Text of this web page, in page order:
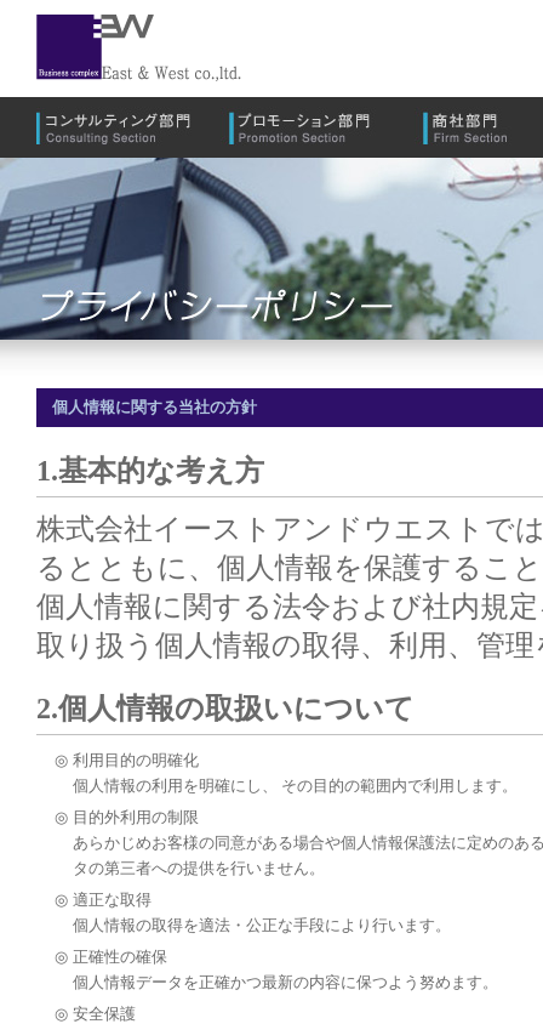
個人情報に関する当社の方針
1.基本的な考え方
株式会社イーストアンドウエストで
るとともに、個人情報を保護するこ
個人情報に関する法令および社内規
取り扱う個人情報の取得、利用、管
2.個人情報の取扱いについて
◎ 利用目的の明確化
個人情報の利用を明確にし、 その目的の範囲内で利用します。
◎ 目的外利用の制限
あらかじめお客様の同意がある場合や個人情報保護法に定めのあ
タの第三者への提供を行いません。
◎ 適正な取得
個人情報の取得を適法・公正な手段により行います。
◎ 正確性の確保
個人情報データを正確かつ最新の内容に保つよう努めます。
◎ 安全保護